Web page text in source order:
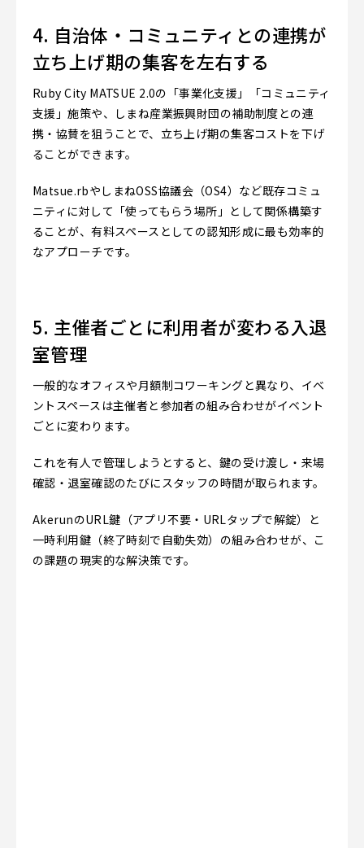
4. 自治体・コミュニティとの連携が
立ち上げ期の集客を左右する
Ruby City MATSUE 2.0の「事業化支援」「コミュニティ
支援」施策や、しまね産業振興財団の補助制度との連
携・協賛を狙うことで、立ち上げ期の集客コストを下げ
ることができます。
Matsue.rbやしまねOSS協議会（OS4）など既存コミュ
ニティに対して「使ってもらう場所」として関係構築す
ることが、有料スペースとしての認知形成に最も効率的
なアプローチです。
5. 主催者ごとに利用者が変わる入退
室管理
一般的なオフィスや月額制コワーキングと異なり、イベ
ントスペースは主催者と参加者の組み合わせがイベント
ごとに変わります。
これを有人で管理しようとすると、鍵の受け渡し・来場
確認・退室確認のたびにスタッフの時間が取られます。
AkerunのURL鍵（アプリ不要・URLタップで解錠）と
一時利用鍵（終了時刻で自動失効）の組み合わせが、こ
の課題の現実的な解決策です。